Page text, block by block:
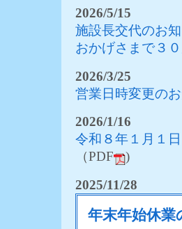
2026/2/13
2026/1/29 空床情
2026/1/29 空床情
採用情
2025/12/26
2025/12/12
2025/11/28
空床情
2025/11/13
介護老
2026/5/15
施設長交代のお
おかげさまで３
2026/3/25
営業日時変更の
2026/1/16
令和８年１月１
（PDF
)
2025/11/28
年末年始休業